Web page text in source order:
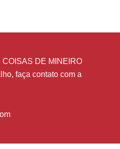
COISAS DE MINEIRO
faça contato com a